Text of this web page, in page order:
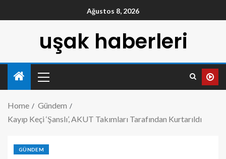
Ağustos 8, 2026
uşak haberleri
Home
Gündem
Kayıp Keçi ‘Şanslı’, AKUT Takımları Tarafından Kurtarıldı
GÜNDEM